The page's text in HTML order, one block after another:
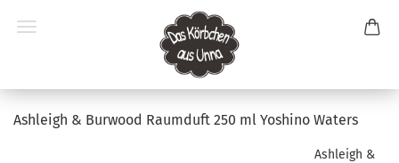
Ashleigh & Burwood Raumduft 250 ml Yoshino Waters
Ashleigh &